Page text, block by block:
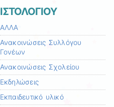
ΙΣΤΟΛΟΓΙΟΥ
ΑΛΛΑ
Ανακοινώσεις Συλλόγου
Γονέων
Ανακοινώσεις Σχολείου
Εκδηλώσεις
Εκπαιδευτικό υλικό